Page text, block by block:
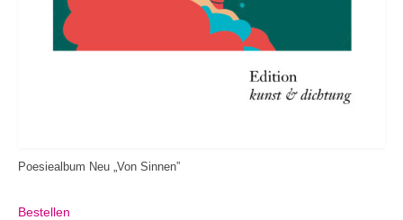
Poesiealbum Neu „Von Sinnen”
Bestellen